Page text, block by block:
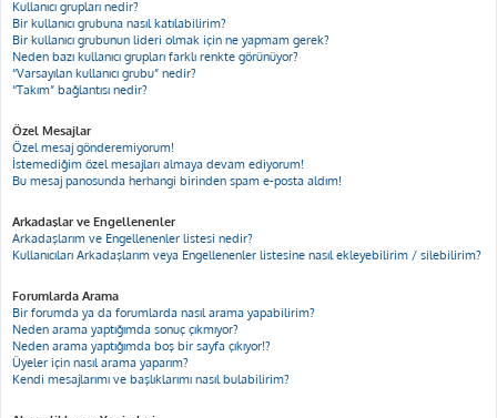
Kullanıcı grupları nedir?
Bir kullanıcı grubuna nasıl katılabilirim?
Bir kullanıcı grubunun lideri olmak için ne yapmam gerek?
Neden bazı kullanıcı grupları farklı renkte görünüyor?
“Varsayılan kullanıcı grubu” nedir?
“Takım” bağlantısı nedir?
Özel Mesajlar
Özel mesaj gönderemiyorum!
İstemediğim özel mesajları almaya devam ediyorum!
Bu mesaj panosunda herhangi birinden spam e-posta aldım!
Arkadaşlar ve Engellenenler
Arkadaşlarım ve Engellenenler listesi nedir?
Kullanıcıları Arkadaşlarım veya Engellenenler listesine nasıl ekleyebilirim / silebilirim?
Forumlarda Arama
Bir forumda ya da forumlarda nasıl arama yapabilirim?
Neden arama yaptığımda sonuç çıkmıyor?
Neden arama yaptığımda boş bir sayfa çıkıyor!?
Üyeler için nasıl arama yaparım?
Kendi mesajlarımı ve başlıklarımı nasıl bulabilirim?